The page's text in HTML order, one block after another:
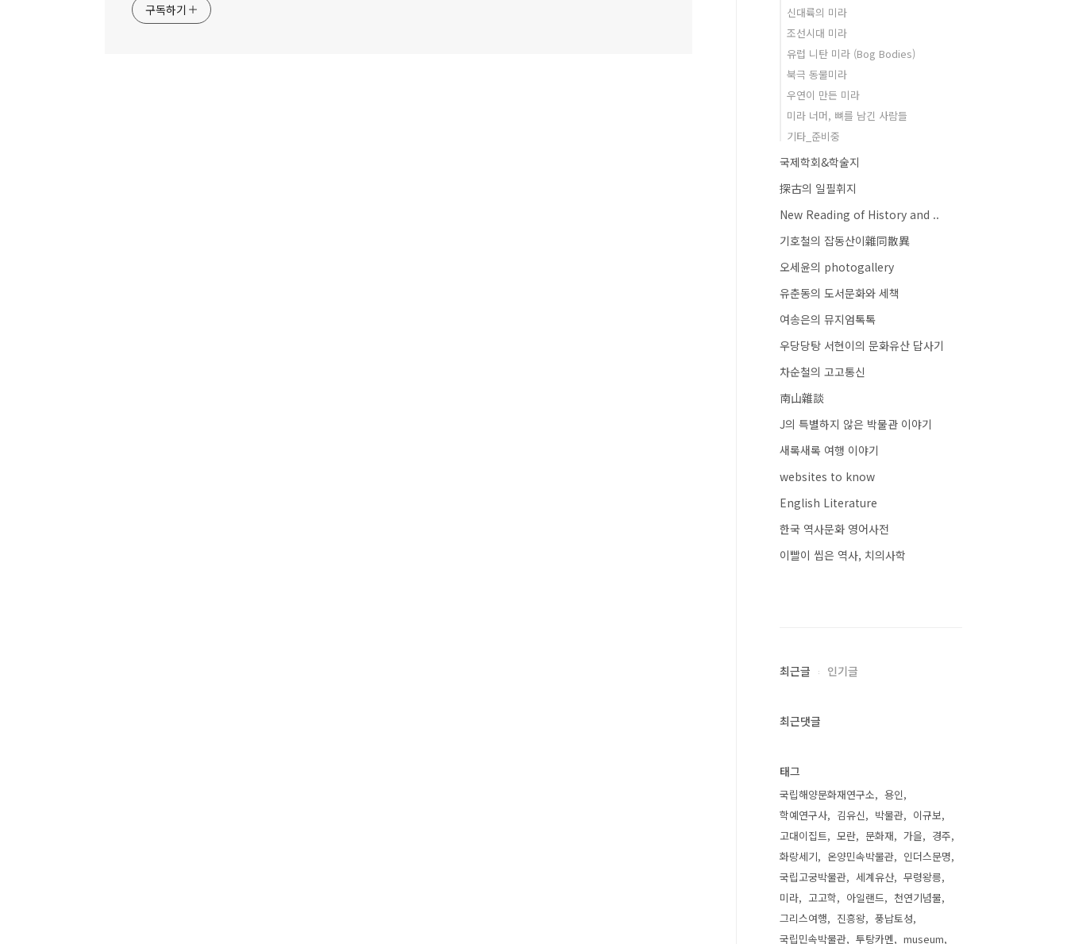
구독하기
신대륙의 미라
조선시대 미라
유럽 니탄 미라 (Bog Bodies)
북극 동물미라
우연이 만든 미라
미라 너머, 뼈를 남긴 사람들
기타_준비중
국제학회&학술지
探古의 일필휘지
New Reading of History and ..
기호철의 잡동산이雜同散異
오세윤의 photogallery
유춘동의 도서문화와 세책
여송은의 뮤지엄톡톡
우당당탕 서현이의 문화유산 답사기
차순철의 고고통신
南山雜談
J의 특별하지 않은 박물관 이야기
새록새록 여행 이야기
websites to know
English Literature
한국 역사문화 영어사전
이빨이 씹은 역사, 치의사학
최근글 인기글
최근댓글
태그
국립해양문화재연구소
용인
학예연구사
김유신 박물관
이규보
고대이집트
모란 문화재 가을
경주
화랑세기
온양민속박물관
인더스문명
국립고궁박물관
세계유산
무령왕릉
미라
고고학 아일랜드
천연기념물
그리스여행
진흥왕
풍납토성
국립민속박물관
투탕카멘 museum